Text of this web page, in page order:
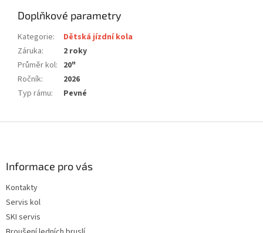
Doplňkové parametry
Kategorie:
Dětská jízdní kola
Záruka:
2 roky
Průměr kol: 20"
Ročník:
2026
Typ rámu: Pevné
Informace pro vás
Kontakty
Servis kol
SKI servis